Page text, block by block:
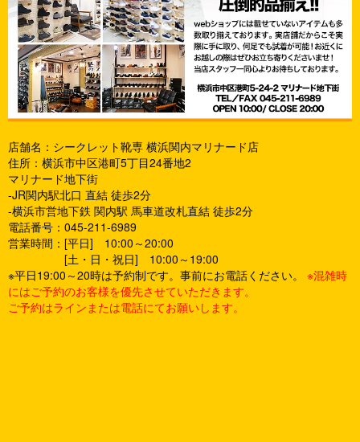
店舗名：シークレット靴専 横浜関内マリナード店
住所：横浜市中区港町5丁目24番地2
マリナード地下街
-JR関内駅北口 直結 徒歩2分
-横浜市営地下鉄 関内駅 馬車道改札直結 徒歩2分
電話番号：045-211-6989
営業時間：[平日] 10:00～20:00
[土・日・祝日] 10:00～19:00
※平日19:00～20時は予約制です。事前にお電話ください。 ※混雑時
にはご予約のお客様を優先させていただきます。
ご予約はラインまたは電話にてお願いします。